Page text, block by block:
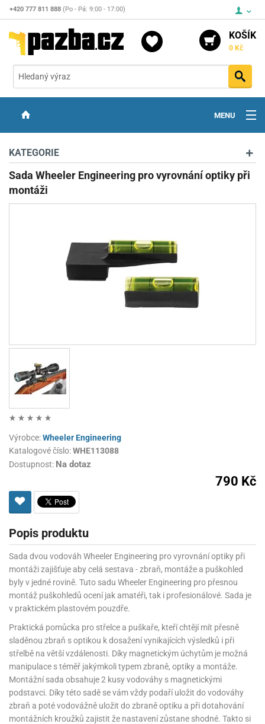
+420 777 811 888 (Po - Pá: 9:00 - 17:00)
KOŠÍK
0 Kč
MENU
STŘELIVO
KATEGORIE
Sada Wheeler Engineering pro vyrovnání optiky při
montáži
Výrobce:Wheeler Engineering
Katalogové číslo:WHE113088
Dostupnost: Na dotaz
790 Kč
Popis produktu
Sada dvou vodováh Wheeler Engineering pro vyrovnání optiky při
montáži zajišťuje aby celá sestava - zbraň, montáže a puškohled
byly v jedné rovině. Tuto sadu Wheeler Engineering pro přesnou
montáž puškohledů ocení jak amatéři, tak i profesionálové. Sada je
v praktickém plastovém pouzdře.
Praktická pomůcka pro střelce a puškaře, kteří chtějí mít přesně
sladěnou zbraň s optikou k dosažení vynikajících výsledků i při
střelbě na větší vzdálenosti. Díky magnetickým úchytům je možná
manipulace s téměř jakýmkoli typem zbraně, optiky a montáže.
Montážní sada obsahuje 2 kusy vodováhy s magnetickými
podstavci. Díky této sadě se vám vždy podaří uložit do vodováhy
zbraň a poté vodovážně uložit do zbraně optiku a při dotahování
montážních kroužků zajistit že nastavení zůstane shodné. Takto si